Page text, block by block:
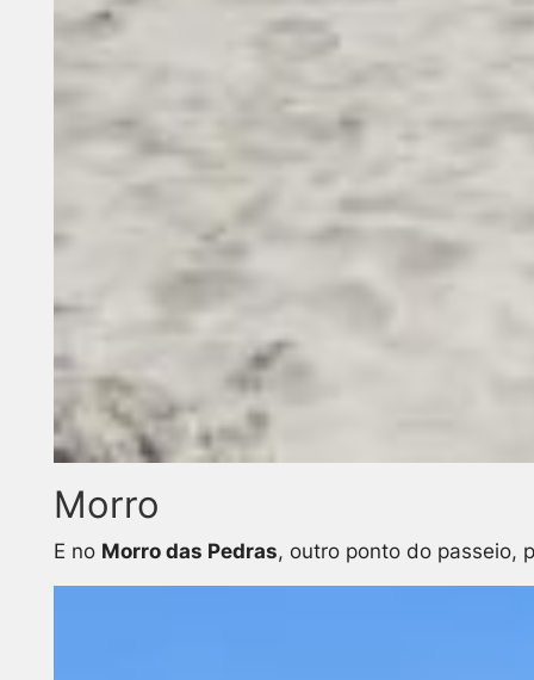
Morro
E no Morro das Pedras, outro ponto do passeio,